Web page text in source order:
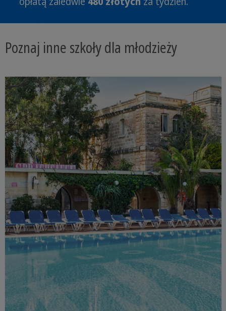
Poznaj inne szkoły dla młodzieży